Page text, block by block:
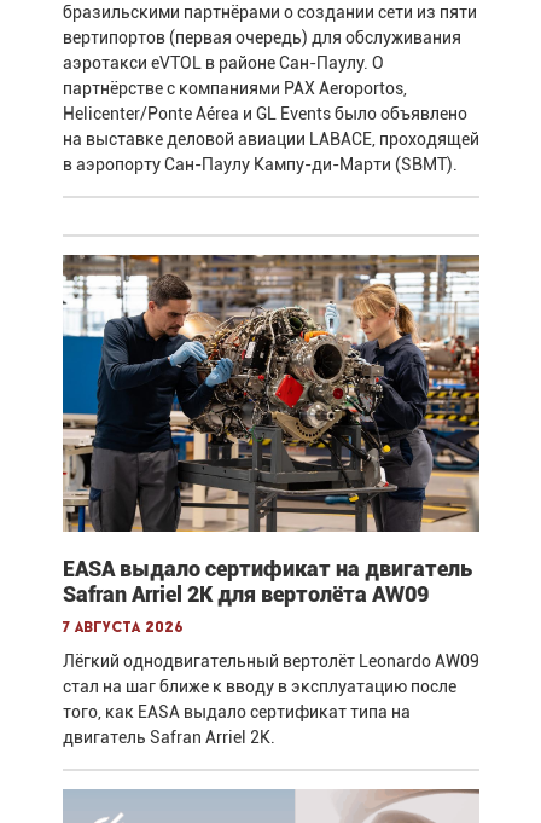
бразильскими партнёрами о создании сети из пяти
вертипортов (первая очередь) для обслуживания
аэротакси eVTOL в районе Сан-Паулу. О
партнёрстве с компаниями PAX Aeroportos,
Helicenter/Ponte Aérea и GL Events было объявлено
на выставке деловой авиации LABACE, проходящей
в аэропорту Сан-Паулу Кампу-ди-Марти (SBMT).
EASA выдало сертификат на двигатель
Safran Arriel 2K для вертолёта AW09
7 августа 2026
Лёгкий однодвигательный вертолёт Leonardo AW09
стал на шаг ближе к вводу в эксплуатацию после
того, как EASA выдало сертификат типа на
двигатель Safran Arriel 2K.